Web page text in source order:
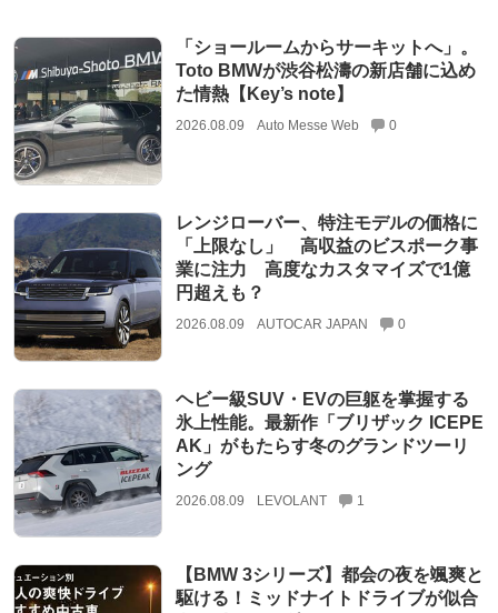
「ショールームからサーキットへ」。
Toto BMWが渋谷松濤の新店舗に込め
た情熱【Key’s note】
2026.08.09 Auto Messe Web 0
レンジローバー、特注モデルの価格に
「上限なし」 高収益のビスポーク事
業に注力 高度なカスタマイズで1億
円超えも？
2026.08.09 AUTOCAR JAPAN 0
ヘビー級SUV・EVの巨躯を掌握する
氷上性能。最新作「ブリザック ICEPE
AK」がもたらす冬のグランドツーリ
ング
2026.08.09 LEVOLANT 1
【BMW 3シリーズ】都会の夜を颯爽と
駆ける！ミッドナイトドライブが似合